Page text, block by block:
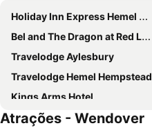
Holiday Inn Express Hemel Hempstead by IHG
Bel and The Dragon at Red Lion Wendover
Travelodge Aylesbury
Travelodge Hemel Hempstead
Kings Arms Hotel
Holiday Inn High Wycombe M40, Jct. 4 By Ihg
Atrações - Wendover